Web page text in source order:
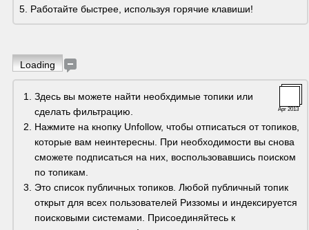
5. Работайте быстрее, используя горячие клавиши!
Loading
Apr 2013
Здесь вы можете найти необхдимые топики или
сделать фильтрацию.
Нажмите на кнопку Unfollow, чтобы отписаться от топиков,
которые вам неинтересны. При необходимости вы снова
сможете подписаться на них, воспользовавшись поиском
по топикам.
Это список публичных топиков. Любой публичный топик
открыт для всех пользователей Риззомы и индексируется
поисковыми системами. Присоединяйтесь к